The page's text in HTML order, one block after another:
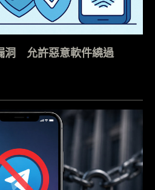
洞 允許惡意軟件繞過